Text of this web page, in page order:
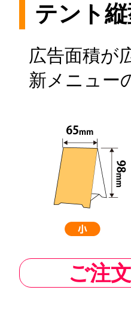
テント
広告面積が
新メニュー
ご注文